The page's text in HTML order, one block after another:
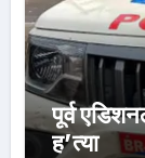
पूर्व
ह’त्या